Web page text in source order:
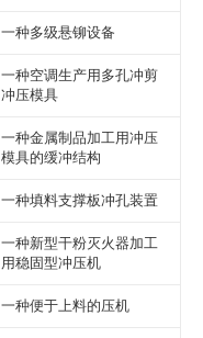
一种多级悬铆设备
一种空调生产用多孔冲剪
冲压模具
一种金属制品加工用冲压
模具的缓冲结构
一种填料支撑板冲孔装置
一种新型干粉灭火器加工
用稳固型冲压机
一种便于上料的压机